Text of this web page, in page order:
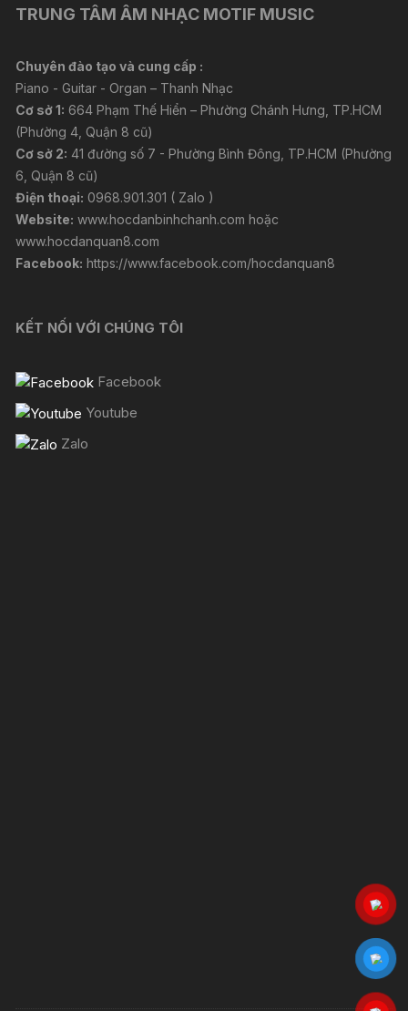
TRUNG TÂM ÂM NHẠC MOTIF MUSIC
Chuyên đào tạo và cung cấp :
Piano - Guitar - Organ – Thanh Nhạc
Cơ sở 1: 664 Phạm Thế Hiển – Phường Chánh Hưng, TP.HCM
(Phường 4, Quận 8 cũ)
Cơ sở 2: 41 đường số 7 - Phường Bình Đông, TP.HCM (Phường
6, Quận 8 cũ)
Điện thoại: 0968.901.301 ( Zalo )
Website: www.hocdanbinhchanh.com hoặc
www.hocdanquan8.com
Facebook: https://www.facebook.com/hocdanquan8
KẾT NỐI VỚI CHÚNG TÔI
Facebook
Youtube
Zalo